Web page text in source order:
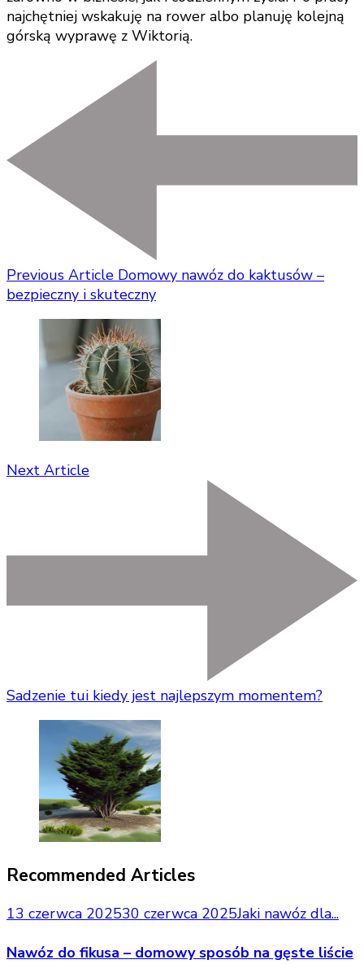
najchętniej wskakuję na rower albo planuję kolejną
górską wyprawę z Wiktorią.
Previous Article Domowy nawóz do kaktusów –
bezpieczny i skuteczny
Next Article
Sadzenie tui kiedy jest najlepszym momentem?
Recommended Articles
13 czerwca 202530 czerwca 2025Jaki nawóz dla...
Nawóz do fikusa – domowy sposób na gęste liście